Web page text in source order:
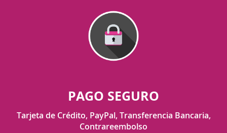
PAGO SEGURO
Tarjeta de Crédito, PayPal, Transferencia Bancaria,
Contrareembolso